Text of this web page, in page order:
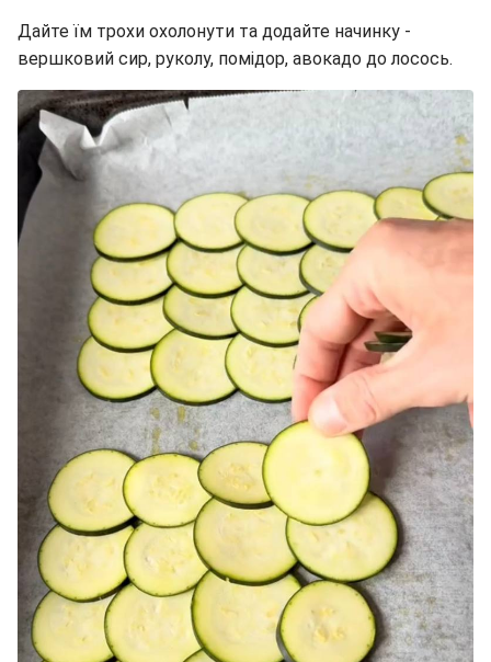
Дайте їм трохи охолонути та додайте начинку -
вершковий сир, руколу, помідор, авокадо до лосось.